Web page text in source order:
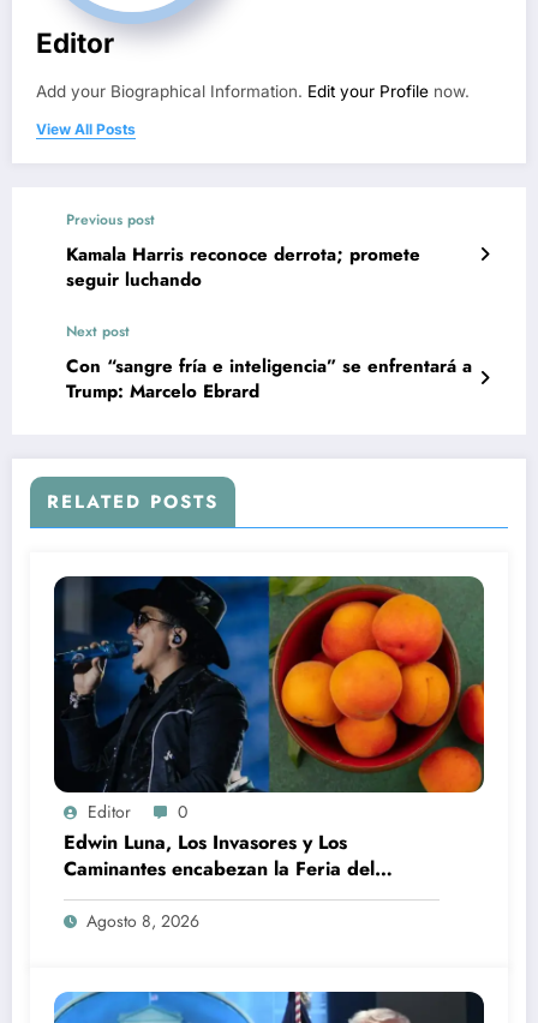
Editor
Add your Biographical Information. Edit your Profile now.
View All Posts
Previous post
Kamala Harris reconoce derrota; promete
seguir luchando
Next post
Con “sangre fría e inteligencia” se enfrentará a
Trump: Marcelo Ebrard
RELATED POSTS
Editor 0
Edwin Luna, Los Invasores y Los
Caminantes encabezan la Feria del
Durazno en Tetela de Ocampo
Agosto 8, 2026